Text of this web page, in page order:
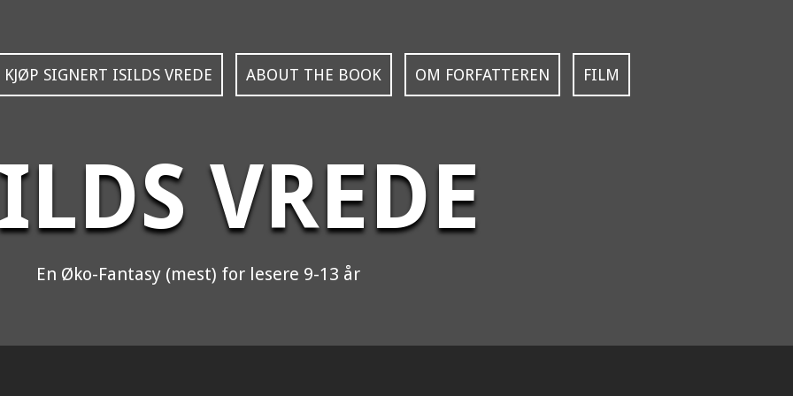
KJØP SIGNERT ISILDS VREDE ABOUT THE BOOK OM FORFATTEREN FILM
VREDE
En Øko-Fantasy (mest) for lesere 9-13 år